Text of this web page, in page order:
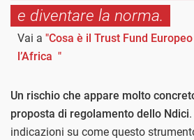
e diventare la norma.
Vai a "Cosa è il Trust Fund
l’Africa "
Un rischio che appare molto
proposta di regolamento dello Ndici
indicazioni su come questo